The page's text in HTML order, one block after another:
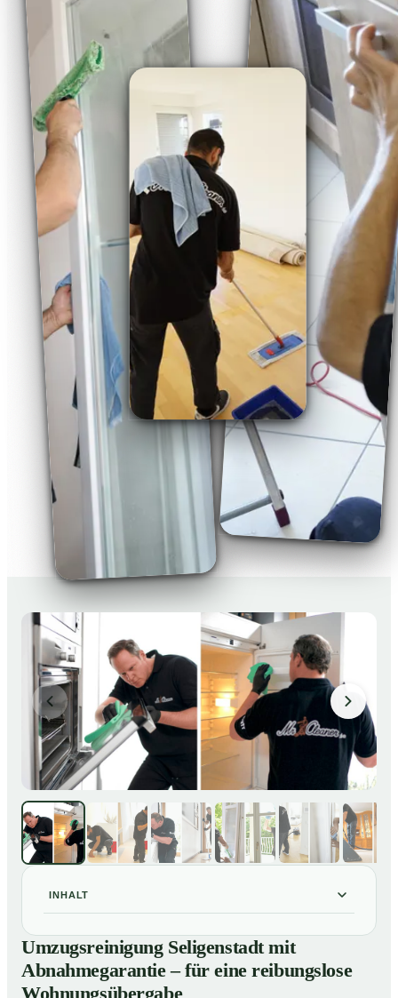
INHALT
Umzugsreinigung Seligenstadt mit Abnahmegarantie –
für eine reibungslose Wohnungsübergabe
02 Unsere Leistungen im Überblick
Umzugsreinigung Seligenstadt mit
Abnahmegarantie – für eine reibungslose
Wohnungsübergabe